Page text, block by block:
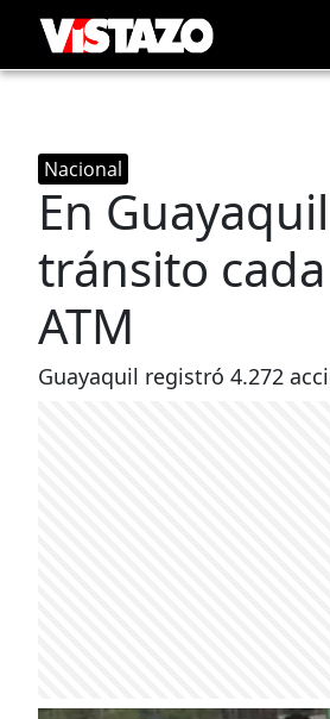
Nacional
En
tránsito
ATM
Guayaquil registró 4.272